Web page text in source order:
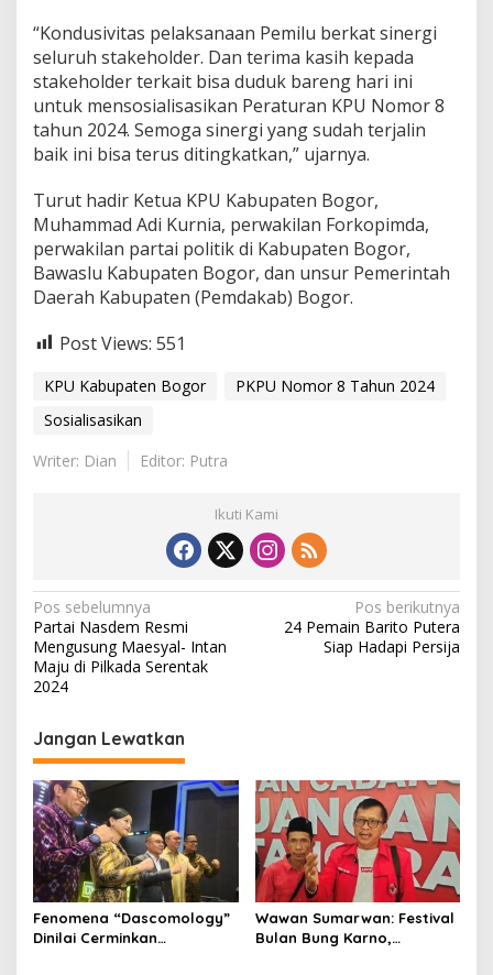
“Kondusivitas pelaksanaan Pemilu berkat sinergi
seluruh stakeholder. Dan terima kasih kepada
stakeholder terkait bisa duduk bareng hari ini
untuk mensosialisasikan Peraturan KPU Nomor 8
tahun 2024. Semoga sinergi yang sudah terjalin
baik ini bisa terus ditingkatkan,” ujarnya.
Turut hadir Ketua KPU Kabupaten Bogor,
Muhammad Adi Kurnia, perwakilan Forkopimda,
perwakilan partai politik di Kabupaten Bogor,
Bawaslu Kabupaten Bogor, dan unsur Pemerintah
Daerah Kabupaten (Pemdakab) Bogor.
Post Views: 551
KPU Kabupaten Bogor
PKPU Nomor 8 Tahun 2024
Sosialisasikan
Writer: Dian
Editor: Putra
Ikuti Kami
N
a
v
g
a
s
i
p
o
s
Pos sebelumnya
Partai Nasdem Resmi
Mengusung Maesyal- Intan
Maju di Pilkada Serentak
2024
Pos berikutnya
24 Pemain Barito Putera
Siap Hadapi Persija
Jangan Lewatkan
Fenomena “Dascomology”
Dinilai Cerminkan
Wawan Sumarwan: Festival
Bulan Bung Karno,